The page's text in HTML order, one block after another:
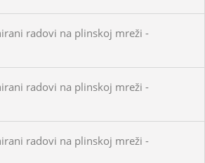
radovi na plinskoj mreži -
radovi na plinskoj mreži -
radovi na plinskoj mreži -